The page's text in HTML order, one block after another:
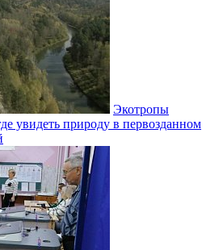
Экотропы
увидеть природу в первозданном